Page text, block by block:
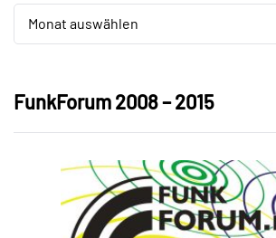
Archiv
Monat auswählen
Archiv
FunkForum 2008 – 2015